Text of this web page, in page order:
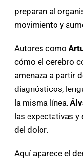
preparan al
movimiento y
Autores como
cómo el cerebro
amenaza a partir
diagnósticos,
la misma línea,
las expectativas
del dolor.
Aquí aparece el